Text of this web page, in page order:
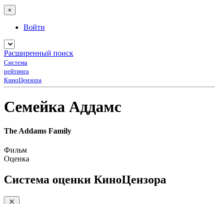
×
Войти
Расширенный поиск
Система
рейтинга
КиноЦензора
Семейка Аддамс
The Addams Family
Фильм
Оценка
Система оценки КиноЦензора